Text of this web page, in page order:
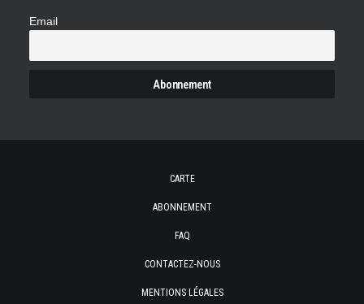
Email
CARTE
ABONNEMENT
FAQ
CONTACTEZ-NOUS
MENTIONS LÉGALES